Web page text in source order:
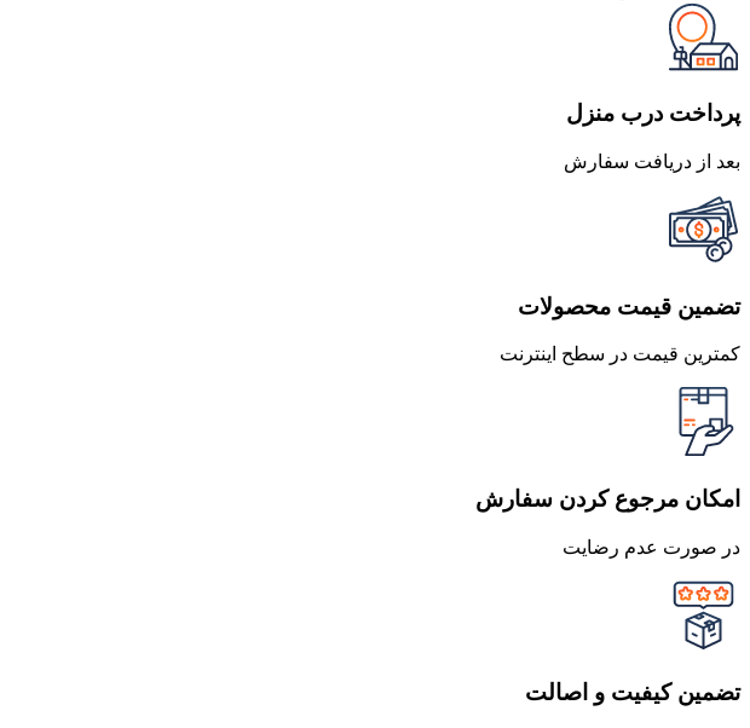
پرداخت درب منزل
بعد از دریافت سفارش
تضمین قیمت محصولات
کمترین قیمت در سطح اینترنت
امکان مرجوع کردن سفارش
در صورت عدم رضایت
تضمین کیفیت و اصالت